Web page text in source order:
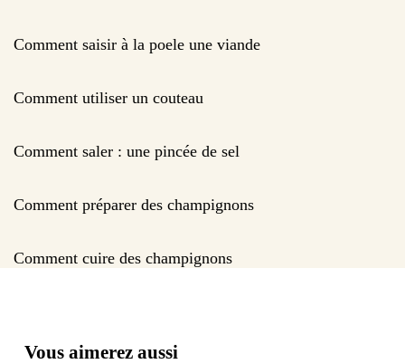
Comment saisir à la poele une viande
Comment utiliser un couteau
Comment saler : une pincée de sel
Comment préparer des champignons
Comment cuire des champignons
Vous aimerez aussi